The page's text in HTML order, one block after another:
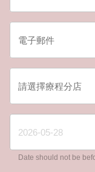
Date should not be